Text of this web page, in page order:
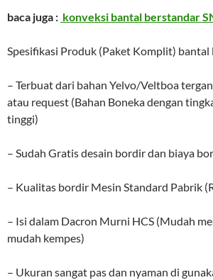
baca juga : konveksi bantal berstandar
Spesifikasi Produk (Paket Komplit) bantal
– Terbuat dari bahan Yelvo/Veltboa
atau request (Bahan Boneka dengan
tinggi)
– Sudah Gratis desain bordir dan biaya
– Kualitas bordir Mesin Standard Pabrik
– Isi dalam Dacron Murni HCS (Mudah
mudah kempes)
– Ukuran sangat pas dan nyaman di